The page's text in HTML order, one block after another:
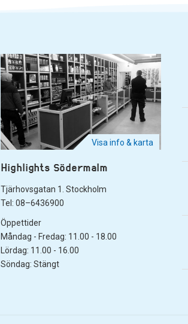
Visa info & karta
Highlights Södermalm
Tjärhovsgatan 1. Stockholm
Tel: 08–6436900
Öppettider
Måndag - Fredag: 11.00 - 18.00
Lördag: 11.00 - 16.00
Söndag: Stängt